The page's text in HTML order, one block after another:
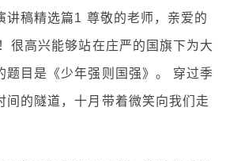
讲稿精选篇1 尊敬的老师，亲爱的
很高兴能够站在庄严的国旗下为大
题目是《少年强则国强》。 穿过季
间的隧道，十月带着微笑向我们走